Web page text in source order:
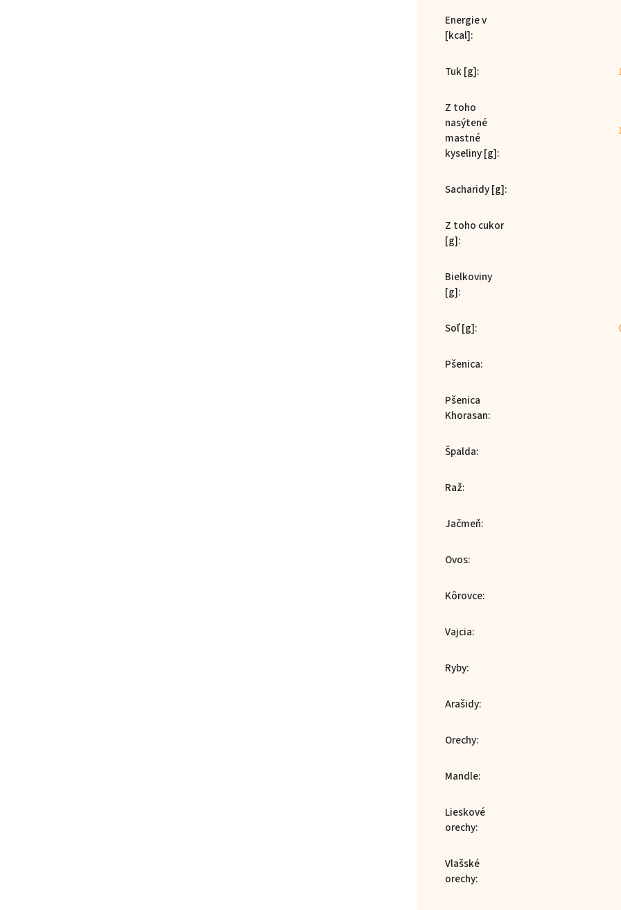
Energie v
[kcal]:
Tuk [g]:
Z toho
nasýtené
mastné
kyseliny [g]:
Sacharidy [g]:
Z toho cukor
[g]:
Bielkoviny
[g]:
Soľ [g]:
Pšenica:
Pšenica
Khorasan:
Špalda:
Raž:
Jačmeň:
Ovos:
Kôrovce:
Vajcia:
Ryby:
Arašidy:
Orechy:
Mandle:
Lieskové
orechy:
Vlašské
orechy: